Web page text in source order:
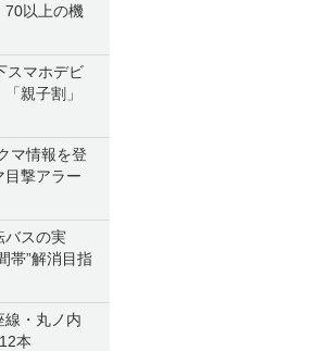
以上の機
スマホデビ
親子割」
マ情報を登
目撃アラー
バスの実
帯”解消目指
線・丸ノ内
本